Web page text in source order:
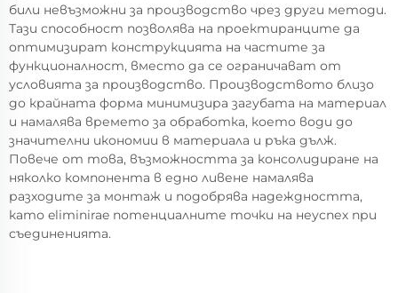
били невъзможни за производство чрез други методи.
Тази способност позволява на проектиранците да
оптимизират конструкцията на частите за
функционалност, вместо да се ограничават от
условията за производство. Производството близо
до крайната форма минимизира загубата на материал
и намалява времето за обработка, което води до
значителни икономии в материала и ръка дълж.
Повече от това, възможността за консолидиране на
няколко компонента в едно ливене намалява
разходите за монтаж и подобрява надеждността,
като eliminirae потенциалните точки на неуспех при
съединенията.